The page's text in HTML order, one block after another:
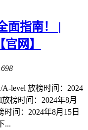
面指南！ |
网】
level 放榜时间：2024
榜时间：2024年8月
间：2024年8月15日
...